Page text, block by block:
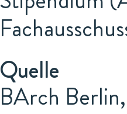
Quelle
BArch